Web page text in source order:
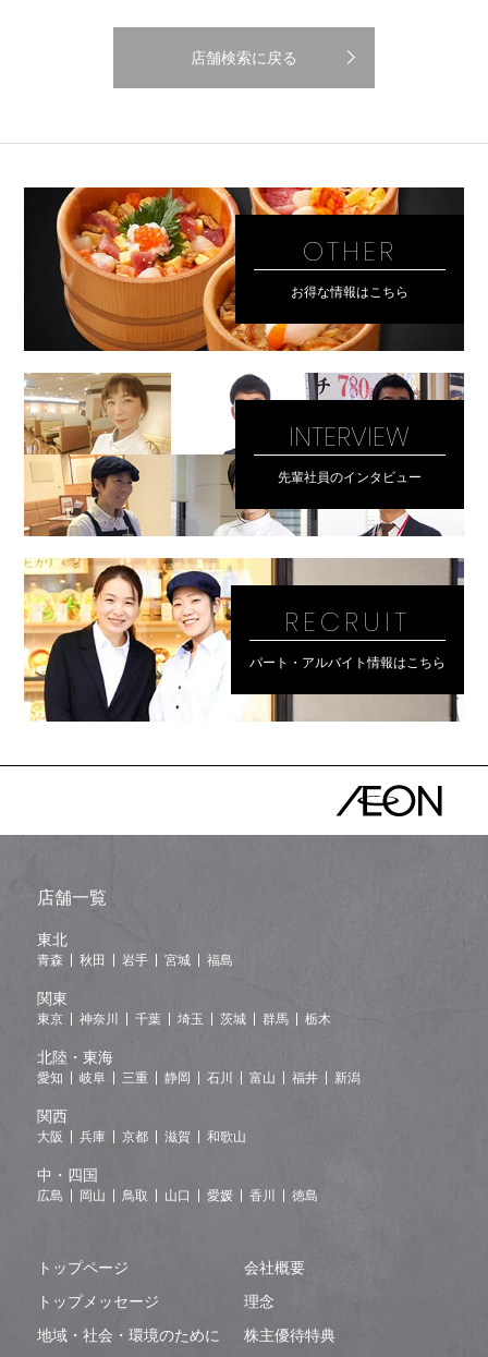
店舗検索に戻る
OTHER
お得な情報はこちら
INTERVIEW
先輩社員のインタビュー
RECRUIT
パート・アルバイト情報はこちら
トップページ
会社概要
トップメッセージ
理念
地域・社会・環境のために
株主優待特典
店舗一覧
東北
青森 秋田 岩手 宮城 福島
関東
東京 神奈川 千葉 埼玉 茨城 群馬 栃木
北陸・東海
愛知 岐阜 三重 静岡 石川 富山 福井 新潟
関西
大阪 兵庫 京都 滋賀 和歌山
中・四国
広島 岡山 鳥取 山口 愛媛 香川 徳島